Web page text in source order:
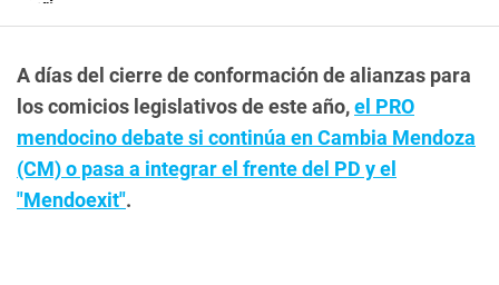
A días del cierre de conformación de alianzas para
los comicios legislativos de este año,el PRO
mendocino debate si continúa en Cambia Mendoza
(CM) o pasa a integrar el frente del PD y el
"Mendoexit".